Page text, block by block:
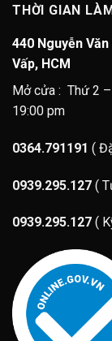
THỜI GIAN
440 Nguyễn
Vấp, HCM
Mở cửa : Thứ 2 –
19:00 pm
0364.791191 (
0939.295.127 (
0939.295.127 (